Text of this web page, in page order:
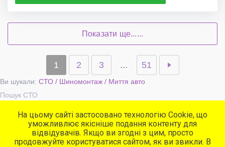
Показати ще......
1 2 3 ... 51
Ви шукали: СТО / Шиномонтаж / Миття авто
Пошук СТО
Популярні сервіси
СТО
Автомийки
На цьому сайті застосовано технологію Cookie, що
уможливлює якісніше подання контенту для
відвідувачів. Якщо ви згодні з цим, просто
продовжуйте користуватися сайтом, як ви звикли. В